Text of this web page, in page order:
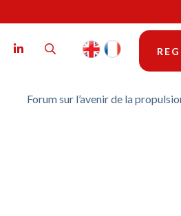
LinkedIn Search
Forum sur l’avenir de la